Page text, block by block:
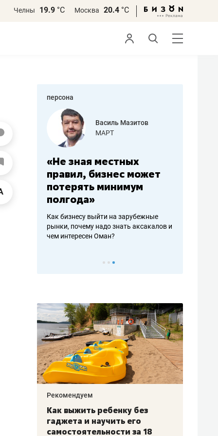
Челны 19.9 °С Москва 20.4 °С
персона
работа
Василь Мазитов
МАРТ
«Не зная местных
правил, бизнес может
потерять минимум
полгода»
Как бизнесу выйти на зарубежные
рынки, почему надо знать аксакалов и
чем интересен Оман?
–
Рекомендуем
Как выжить ребенку без
гаджета и научить его
самостоятельности за 18